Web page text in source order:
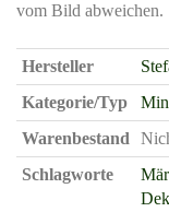
vom Bild abweichen.
Hersteller
Kategorie/Typ
Warenbestand
Schlagworte